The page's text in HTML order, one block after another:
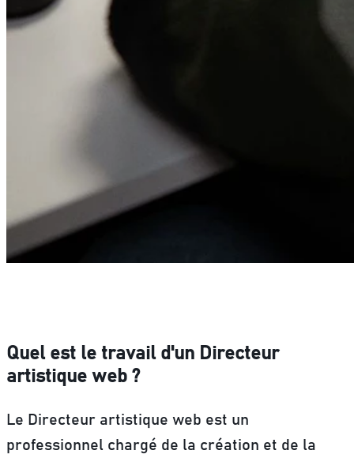
Quel est le travail d'un Directeur
artistique web ?
Le Directeur artistique web est un
professionnel chargé de la création et de la